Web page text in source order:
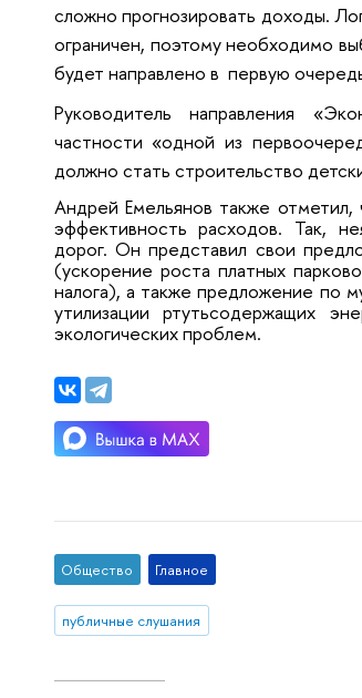
сложно прогнозировать доходы.
ограничен, поэтому необходимо
будет направлено в первую
Руководитель направления
частности «одной из
должно стать строительство
Андрей Емельянов также
эффективность расходов. Так,
дорог. Он представил свои
(ускорение роста платных
налога), а также предложение по
утилизации ртутьсодержащих
экологических проблем.
Общество Главное
публичные слушания